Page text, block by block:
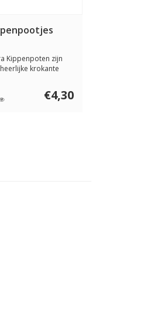
Kippenpoten zijn
krokante
€4,30